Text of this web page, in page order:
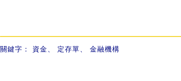
關鍵字： 資金 定存單 金融機構